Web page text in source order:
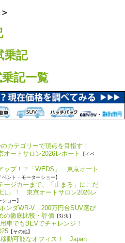
＞
乗記
記一覧
カテゴリーで頂点を目指す！
オートサロン2026レポート
【イベ
ップ！？「WEDS」 東京オート
ベント・モーターショー】
ージカーまで、「止まる」にこだ
」！ 東京オートサロン2026レ
ョー】
ンダWR-V 200万円台SUV選び
の徹底比較・評価 【対決】
車でもBEVでチャレンジ！
【その他】
動可能なオフィス！ Japan